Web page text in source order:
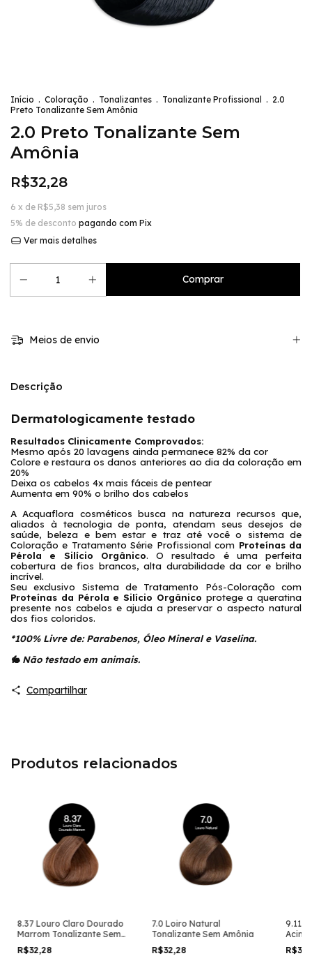
Início . Coloração . Tonalizantes . Tonalizante Profissional . 2.0
Preto Tonalizante Sem Amônia
2.0 Preto Tonalizante Sem
Amônia
R$32,28
6 x de R$5,38 sem juros
5% de desconto pagando com Pix
Ver mais detalhes
Meios de envio
Descrição
Dermatologicamente testado
Resultados Clinicamente Comprovados:
Mesmo após 20 lavagens ainda permanece 82% da cor
Colore e restaura os danos anteriores ao dia da coloração em
20%
Deixa os cabelos 4x mais fáceis de pentear
Aumenta em 90% o brilho dos cabelos
A Acquaflora cosméticos busca na natureza recursos que,
aliados à tecnologia de ponta, atendam seus desejos de
saúde, beleza e bem estar e traz até você o sistema de
Coloração e Tratamento Série Profissional com Proteínas da
Pérola e Silício Orgânico. O resultado é uma perfeita
cobertura de fios brancos, alta durabilidade da cor e brilho
incrível.
Seu exclusivo Sistema de Tratamento Pós-Coloração com
Proteínas da Pérola e Silício Orgânico protege a queratina
presente nos cabelos e ajuda a preservar o aspecto natural
dos fios coloridos.
*100% Livre de: Parabenos, Óleo Mineral e Vaselina.
🐇 Não testado em animais.
Compartilhar
Produtos relacionados
8.37 Louro Claro Dourado
Marrom Tonalizante Sem
Amônia
R$32,28
7.0 Loiro Natural
Tonalizante Sem Amônia
R$32,28
9.11